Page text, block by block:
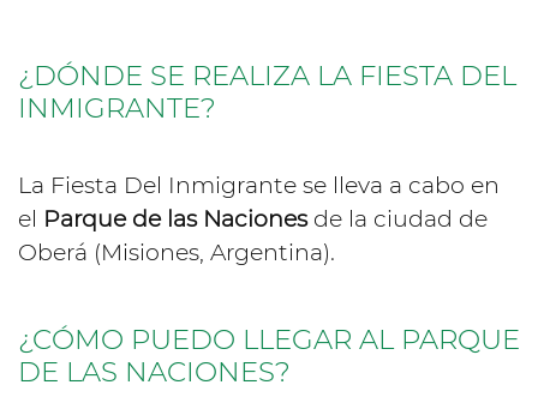
¿DÓNDE SE REALIZA LA FIESTA DEL
INMIGRANTE?
La Fiesta Del Inmigrante se lleva a cabo en
el Parque de las Nacionesde la ciudad de
Oberá (Misiones, Argentina).
¿CÓMO PUEDO LLEGAR AL PARQUE
DE LAS NACIONES?